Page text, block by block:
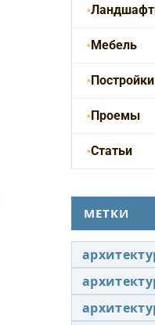
Мебель
Постройки
Проемы
Статьи
МЕТКИ